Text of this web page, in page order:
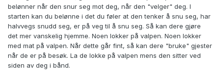
belønner når den snur seg mot deg, når den "velger" deg. I
starten kan du belønne i det du føler at den tenker å snu seg, har
halvvegs snudd seg, er på veg til å snu seg. Så kan dere gjøre
det mer vanskelig hjemme. Noen lokker på valpen. Noen lokker
med mat på valpen. Når dette går fint, så kan dere "bruke" gjester
når de er på besøk. La de lokke på valpen mens den sitter ved
siden av deg i bånd.